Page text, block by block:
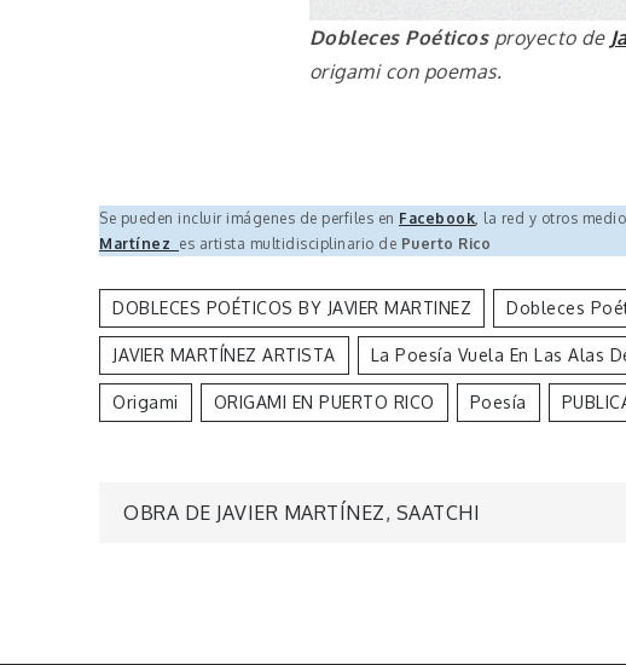
Dobleces Poéticosproyecto de
origami con poemas.
Se pueden incluir imágenes de perfiles en Facebook, la red y otros
Martínez es artista multidisciplinario de Puerto Rico
DOBLECES POÉTICOS BY JAVIER MARTINEZ Dobleces
JAVIER MARTÍNEZ ARTISTA La Poesía Vuela En Las Alas
Origami ORIGAMI EN PUERTO RICO Poesía
Navegación
OBRA DE JAVIER MARTÍNEZ, SAATCHI